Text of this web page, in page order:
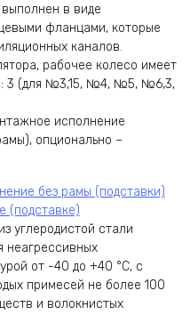
в виде
фланцами, которые
каналов.
рабочее колесо имеет
: 3 (для №3,15, №4, №5, №6,3,
исполнение
опционально –
углеродистой стали
неагрессивных
от -40 до +40 °C, с
примесей не более 100
и волокнистых